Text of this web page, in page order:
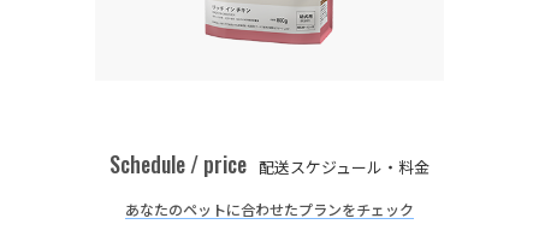
Schedule / price 配送スケジュール・料金
あなたのペットに合わせたプランをチェック